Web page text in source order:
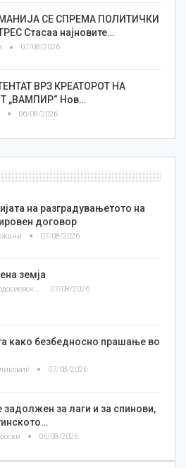
СЕ СПРЕМА ПОЛИТИЧКИ
Стасаа најновите…
07/08/2026
ВРЗ КРЕАТОРОТ НА
„ВАМПИР“ Нов…
06/08/2026
на разградувањетото на
договор
07/08/2026
земја
Златко Теодосиевски 07/08/2026
како безбедносно прашање во
07/08/2026
за лаги и за спинови,
06/08/2026